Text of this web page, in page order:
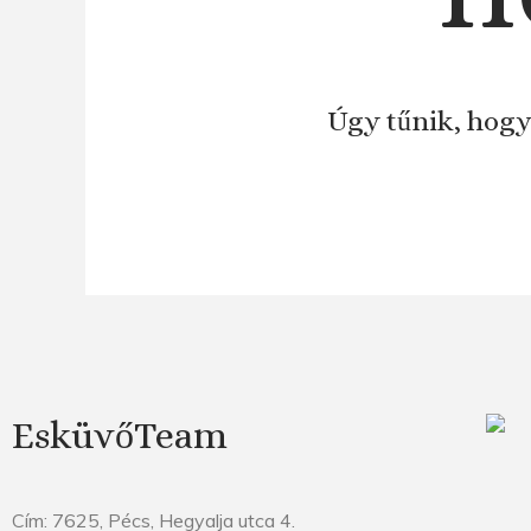
Úgy tűnik,
EsküvőTeam
Cím: 7625, Pécs, Hegyalja utca 4.